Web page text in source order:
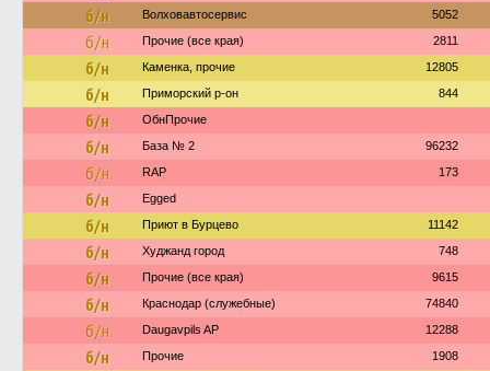
б/н Волховавтосервис 5052
б/н Прочие (все края) 2811
б/н Каменка, прочие 12805
б/н Приморский р-он 844
б/н ОбнПрочие
б/н База № 2 96232
б/н RAP 173
б/н Egged
б/н Приют в Бурцево 11142
б/н Худжанд город 748
б/н Прочие (все края) 9615
б/н Краснодар (служебные) 74840
б/н Daugavpils AP 12288
б/н Прочие 1908